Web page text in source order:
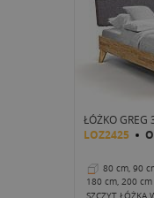
ŁÓŻKO GREG
LOZ2425
80 cm, 90
180 cm, 200 cm
cm
35 cm